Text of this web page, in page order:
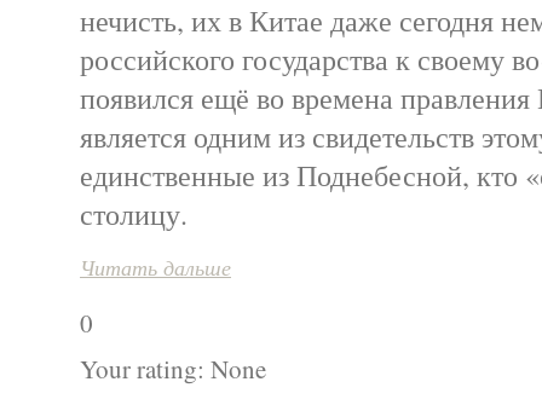
нечисть, их в Китае даже сегодня
российского государства к своему
появился ещё во времена
является одним из свидетельств
единственные из Поднебесной, кто
столицу.
Читать дальше
0
Your rating: None